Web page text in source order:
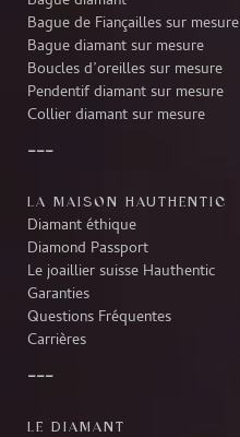
Bague de Fiançailles sur mesure
Bague diamant sur mesure
Boucles d’oreilles sur mesure
Pendentif diamant sur mesure
Collier diamant sur mesure
LA MAISON HAUTHENTIC
Diamant éthique
Diamond Passport
Le joaillier suisse Hauthentic
Garanties
Questions Fréquentes
Carrières
LE DIAMANT